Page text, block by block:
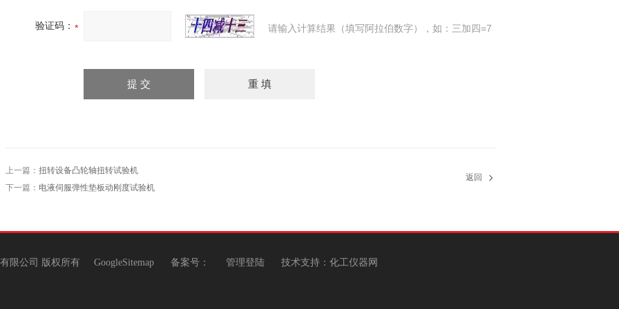
验证码： 请输入计算结果（填写阿拉伯数字），如：三加四=7
上一篇： 扭转设备凸轮轴扭转试验机
下一篇： 电液伺服弹性垫板动刚度试验机
返回
有限公司 版权所有 GoogleSitemap备案号： 管理登陆技术支持： 化工仪器网